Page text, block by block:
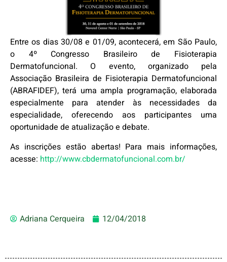
Entre os dias 30/08 e 01/09, acontecerá, em São Paulo,
o 4º Congresso Brasileiro de Fisioterapia
Dermatofuncional. O evento, organizado pela
Associação Brasileira de Fisioterapia Dermatofuncional
(ABRAFIDEF), terá uma ampla programação, elaborada
especialmente para atender às necessidades da
especialidade, oferecendo aos participantes uma
oportunidade de atualização e debate.
As inscrições estão abertas! Para mais informações,
acesse: http://www.cbdermatofuncional.com.br/
Adriana Cerqueira 12/04/2018